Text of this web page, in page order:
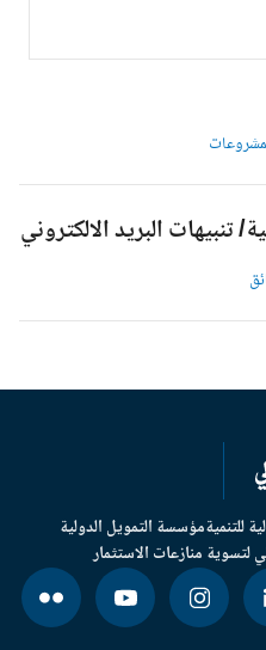
البريد الالكتروني
مؤسسة التمويل الدولية
منازعات الاستثمار